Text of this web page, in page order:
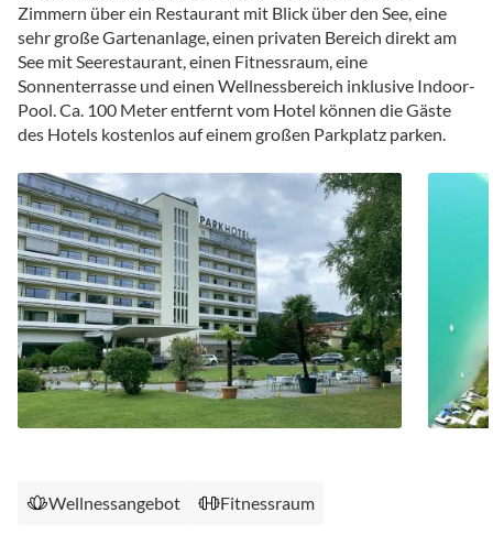
Zimmern über ein Restaurant mit Blick über den See, eine
sehr große Gartenanlage, einen privaten Bereich direkt am
See mit Seerestaurant, einen Fitnessraum, eine
Sonnenterrasse und einen Wellnessbereich inklusive Indoor-
Pool. Ca. 100 Meter entfernt vom Hotel können die Gäste
des Hotels kostenlos auf einem großen Parkplatz parken.
Wellnessangebot Fitnessraum